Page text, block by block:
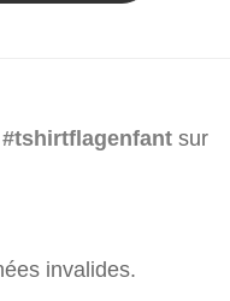
#tshirtflagenfant sur
invalides.